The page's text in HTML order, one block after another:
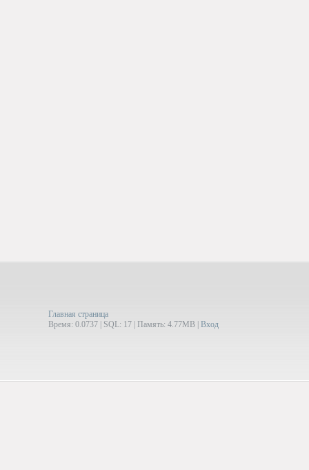
Главная страница
Время: 0.0737 | SQL: 17 | Память: 4.77MB Вход